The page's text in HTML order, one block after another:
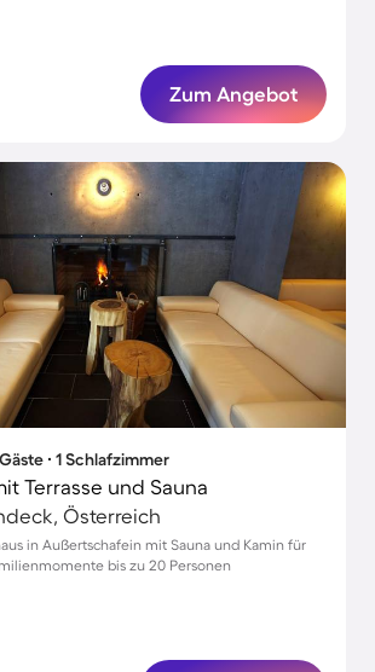
Zum Angebot
∙ 1 Schlafzimmer
Terrasse und Sauna
Österreich
in Außertschafein mit Sauna und Kamin für
bis zu 20 Personen